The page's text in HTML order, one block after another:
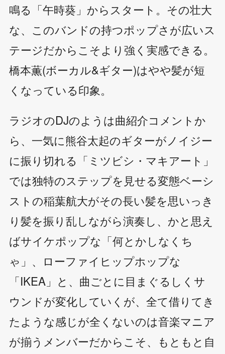
鳴る「午時葵」からスタート。その壮大
な、このバンドの持つポップさが広いス
テージだからこそより強く実感できる。
橋本薫(ボーカル&ギター)はやや髪が短
くなっている印象。
ラジオのDJのようは曲紹介コメントか
ら、一気に熊谷太起のギターがノイジー
に振り切れる「ミツビシ・マキアート」
では独特のステップを見せる変態ベーシ
ストの稲葉航大がその長い髪を思いっき
り髪を振り乱しながら演奏し、かと思え
ばサイケポップな「何とかしなくち
ゃ」、ローファイヒップホップな
「IKEA」と、曲ごとに目まぐるしくサ
ウンドが変化していくが、全て借りてき
たような感じが全くないのは音楽マニア
が揃うメンバーだからこそ、もともと自